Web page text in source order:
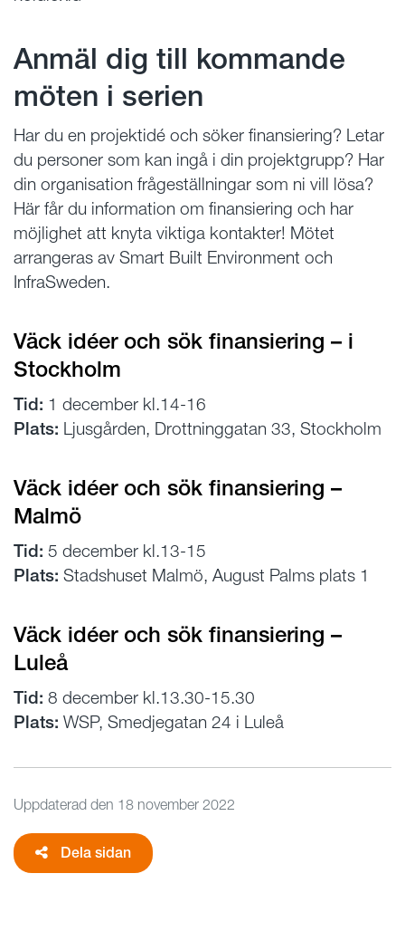
Anmäl dig till kommande
möten i serien
Har du en projektidé och söker finansiering? Letar
du personer som kan ingå i din projektgrupp? Har
din organisation frågeställningar som ni vill lösa?
Här får du information om finansiering och har
möjlighet att knyta viktiga kontakter! Mötet
arrangeras av Smart Built Environment och
InfraSweden.
Väck idéer och sök finansiering – i
Stockholm
Tid: 1 december kl.14-16
Plats: Ljusgården, Drottninggatan 33, Stockholm
Väck idéer och sök finansiering –
Malmö
Tid: 5 december kl.13-15
Plats: Stadshuset Malmö, August Palms plats 1
Väck idéer och sök finansiering –
Luleå
Tid: 8 december kl.13.30-15.30
Plats: WSP, Smedjegatan 24 i Luleå
Uppdaterad den 18 november 2022
Dela sidan